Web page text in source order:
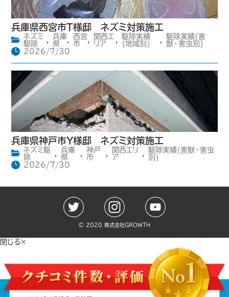
兵庫県西宮市T様邸 ネズミ対策施工
ネズミ
駆除
,
兵庫
県
,
西宮
市
,
関西エ
リア
,
駆除実績
(地域別)
,
駆除実績(害
獣・害虫別)
2026/7/30
兵庫県神戸市Y様邸 ネズミ対策施工
ネズミ駆
除
兵庫
県
神戸
市
関西エリ
ア
駆除実績(害獣・害虫
別)
2026/7/30
©️ 2020 株式会社GROWTH
閉じる×